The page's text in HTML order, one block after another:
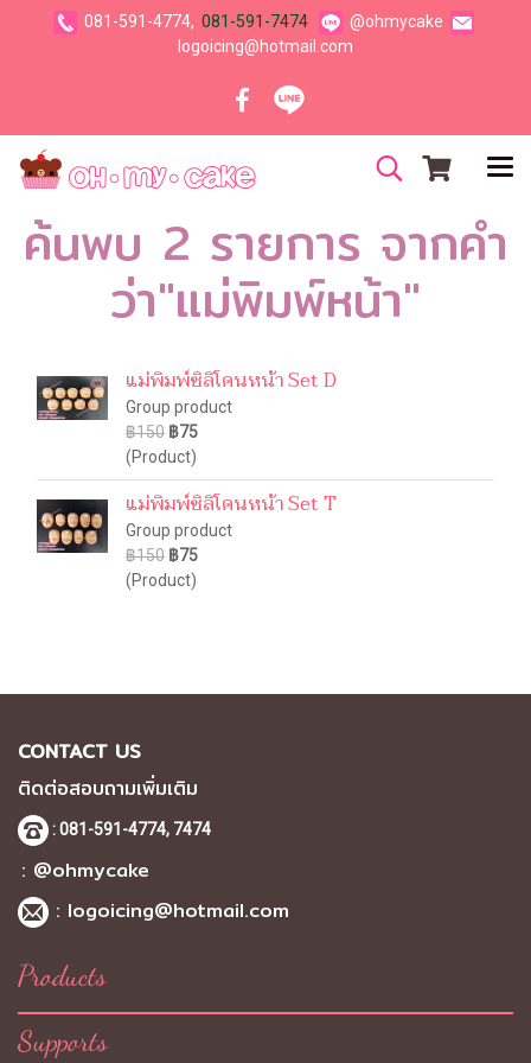
081-591-4774, 081-591-7474
@ohmycake
logoicing@hotmail.com
ค้นพบ 2 รายการ จากคำ
ว่า"แม่พิมพ์หน้า"
แม่พิมพ์ซิลิโคนหน้า Set D
Group product
฿150 ฿75
(Product)
แม่พิมพ์ซิลิโคนหน้า Set T
Group product
฿150 ฿75
(Product)
CONTACT US
ติดต่อสอบถามเพิ่มเติม
: 081-591-4774, 7474
: @ohmycake
: logoicing@hotmail.com
Products
Supports